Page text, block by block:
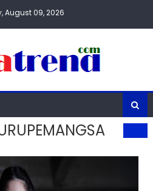
August 09, 2026